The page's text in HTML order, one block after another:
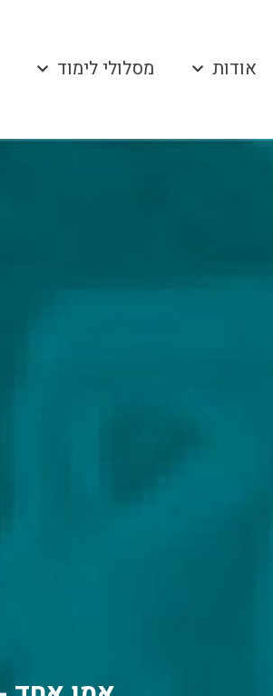
אודות מסלולי לימוד